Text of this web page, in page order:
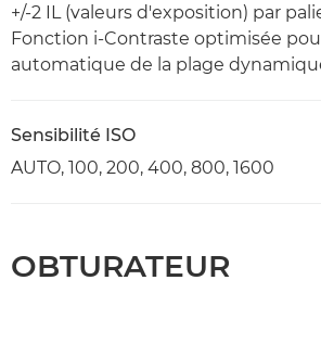
+/-2 IL (valeurs d'exposition) par
Fonction i-Contraste optimisée
automatique de la plage
Sensibilité ISO
AUTO, 100, 200, 400, 800, 1600
OBTURATEUR